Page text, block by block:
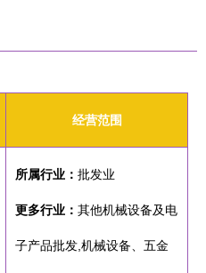
经营范围
所属行业： 批发业
更多行业： 其他机械设备及电
子产品批发,机械设备、五金